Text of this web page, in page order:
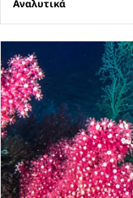
Αναλυτικά